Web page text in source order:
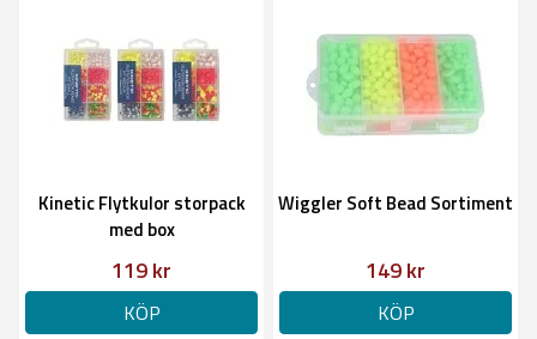
Kinetic Flytkulor storpack
med box
119 kr
KÖP
Wiggler Soft Bead Sortiment
149 kr
KÖP